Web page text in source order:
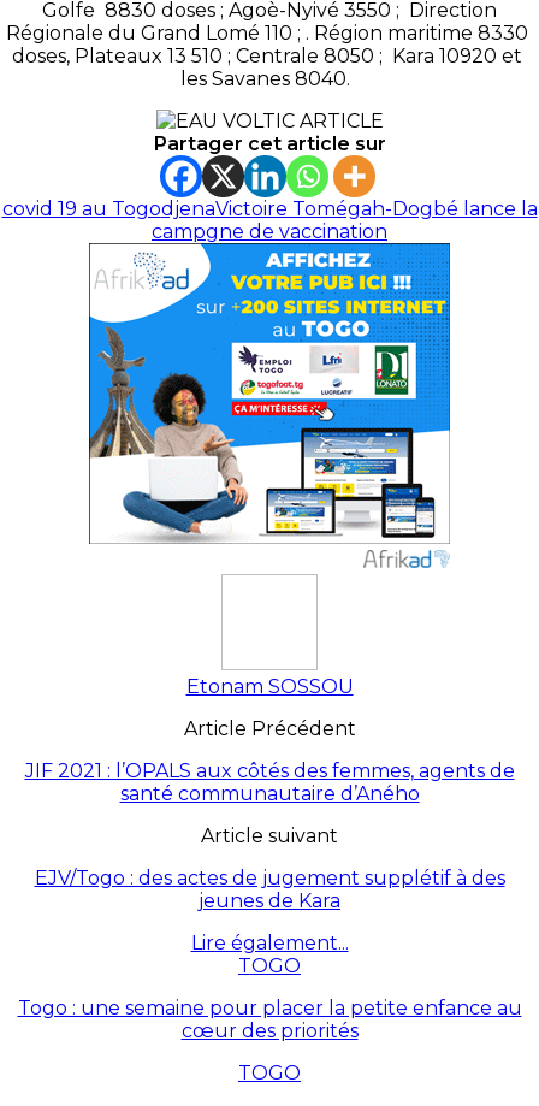
Golfe 8830 doses ; Agoè-Nyivé 3550 ; Direction
Régionale du Grand Lomé 110 ; . Région maritime 8330
doses, Plateaux 13 510 ; Centrale 8050 ; Kara 10920 et
les Savanes 8040.
Partager cet article sur
covid 19 au TogodjenaVictoire Tomégah-Dogbé lance la
campgne de vaccination
Etonam SOSSOU
Article Précédent
JIF 2021 : l’OPALS aux côtés des femmes, agents de
santé communautaire d’Aného
Article suivant
EJV/Togo : des actes de jugement supplétif à des
jeunes de Kara
Lire également...
TOGO
Togo : une semaine pour placer la petite enfance au
cœur des priorités
TOGO